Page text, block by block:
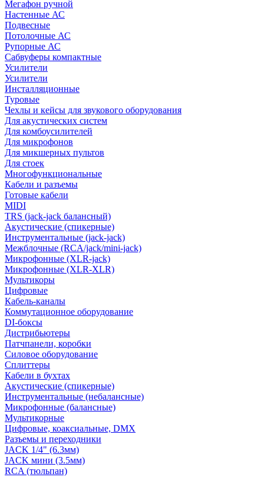
Мегафон ручной
Настенные АС
Подвесные
Потолочные АС
Рупорные АС
Сабвуферы компактные
Усилители
Усилители
Инсталляционные
Туровые
Чехлы и кейсы для звукового оборудования
Для акустических систем
Для комбоусилителей
Для микрофонов
Для микшерных пультов
Для стоек
Многофункциональные
Кабели и разъемы
Готовые кабели
MIDI
TRS (jack-jack балансный)
Акустические (спикерные)
Инструментальные (jack-jack)
Межблочные (RCA/jack/mini-jack)
Микрофонные (XLR-jack)
Микрофонные (XLR-XLR)
Мультикоры
Цифровые
Кабель-каналы
Коммутационное оборудование
DI-боксы
Дистрибьютеры
Патчпанели, коробки
Силовое оборудование
Сплиттеры
Кабели в бухтах
Акустические (спикерные)
Инструментальные (небалансные)
Микрофонные (балансные)
Мультикорные
Цифровые, коаксиальные, DMX
Разъемы и переходники
JACK 1/4" (6.3мм)
JACK мини (3.5мм)
RCA (тюльпан)